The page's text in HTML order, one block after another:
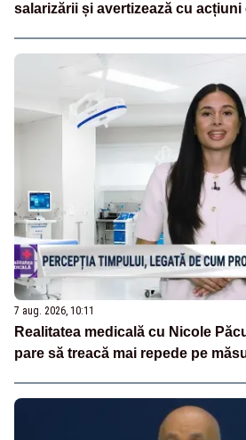
salarizării și avertizează cu acțiuni
7 aug. 2026, 10:11
Realitatea medicală cu Nicole
pare să treacă mai repede pe